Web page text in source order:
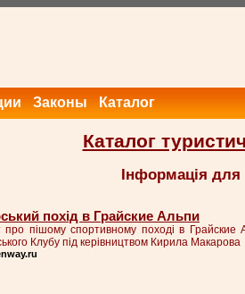
Законы Каталог
Каталог
Інформація для
похід в Грайские Альпи
про пішому спортивному поході в Грайские
Клубу під керівництвом Кирила Макарова